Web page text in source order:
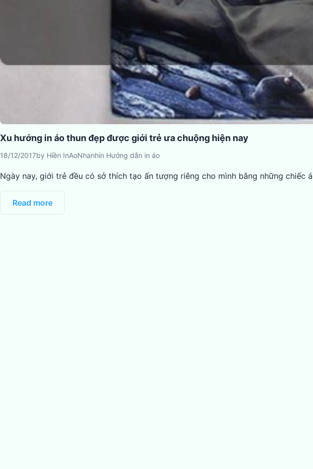
Xu hướng in áo thun đẹp được giới trẻ ưa chuộng hiện nay
18/12/2017by Hiền InAoNhanhin Hướng dẫn in áo
Ngày nay, giới trẻ đều có sở thích tạo ấn tượng riêng cho mình bằng những chiếc
Read more